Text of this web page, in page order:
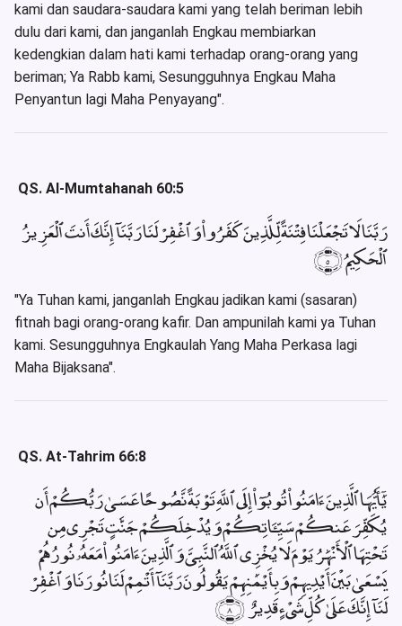
kami dan saudara-saudara kami yang telah beriman lebih
dulu dari kami, dan janganlah Engkau membiarkan
kedengkian dalam hati kami terhadap orang-orang yang
beriman; Ya Rabb kami, Sesungguhnya Engkau Maha
Penyantun lagi Maha Penyayang".
QS. Al-Mumtahanah 60:5
رَبَّنَا لَا تَجْعَلْنَا فِتْنَةً لِّلَّذِينَ كَفَرُوا۟ وَٱغْفِرْ لَنَا رَبَّنَآ إِنَّكَ أَنتَ ٱلْعَزِيزُ
ٱلْحَكِيمُ ﴿٥﴾
"Ya Tuhan kami, janganlah Engkau jadikan kami (sasaran)
fitnah bagi orang-orang kafir. Dan ampunilah kami ya Tuhan
kami. Sesungguhnya Engkaulah Yang Maha Perkasa lagi
Maha Bijaksana".
QS. At-Tahrim 66:8
يَٰٓأَيُّهَا ٱلَّذِينَ ءَامَنُوا۟ تُوبُوٓا۟ إِلَى ٱللَّهِ تَوْبَةً نَّصُوحًا عَسَىٰ رَبُّكُمْ أَن
يُكَفِّرَ عَنكُمْ سَيِّـَٔاتِكُمْ وَيُدْخِلَكُمْ جَنَّٰتٍ تَجْرِى مِن
تَحْتِهَا ٱلْأَنْهَٰرُ يَوْمَ لَا يُخْزِى ٱللَّهُ ٱلنَّبِىَّ وَٱلَّذِينَ ءَامَنُوا۟ مَعَهُۥ نُورُهُمْ
يَسْعَىٰ بَيْنَ أَيْدِيهِمْ وَبِأَيْمَٰنِهِمْ يَقُولُونَ رَبَّنَآ أَتْمِمْ لَنَا نُورَنَا وَٱغْفِرْ
لَنَآ إِنَّكَ عَلَىٰ كُلِّ شَىْءٍ قَدِيرٌ ﴿٨﴾